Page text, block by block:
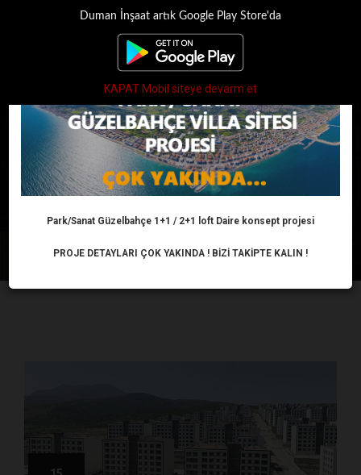
Duman İnşaat artık Google Play Store'da
KAPAT Mobil siteye devarm et
AF YOK!
Anasayfa Haber Konut AF YOK!
Park/Sanat Güzelbahçe 1+1 / 2+1 loft Daire konsept projesi
PROJE DETAYLARI ÇOK YAKINDA ! BİZİ TAKİPTE KALIN !